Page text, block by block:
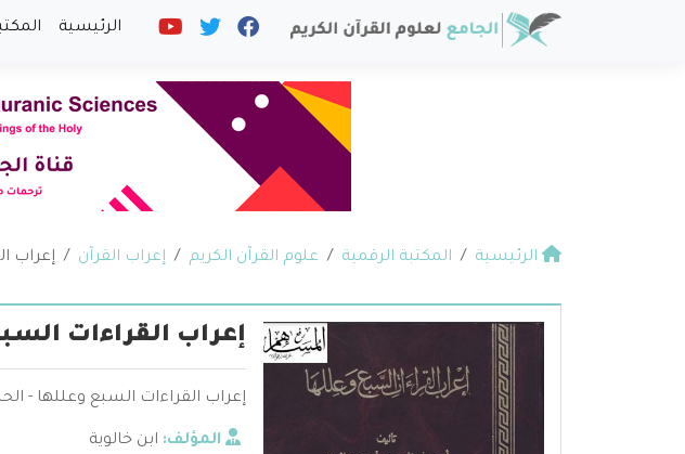
الرئيسية
الرئيسية المكتبة الرقمية علوم القرآن الكريم إعراب القرآن إعراب
إعراب القراءات
إعراب القراءات السبع وعللها -
المؤلف: ابن خالوية